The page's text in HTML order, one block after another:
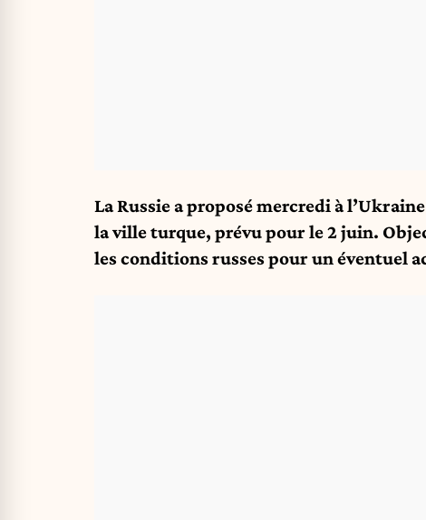
La Russie a proposé mercredi à
la ville turque, prévu pour le 2 juin.
les conditions russes pour un éventuel